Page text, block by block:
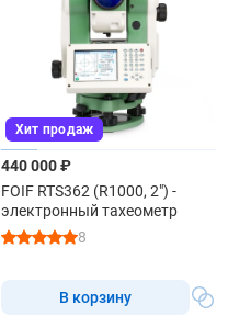
Хит продаж
440 000 ₽
FOIF RTS362 (R1000, 2") -
электронный тахеометр
8
В корзину